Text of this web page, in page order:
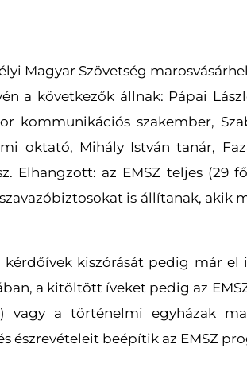
Magyar Szövetség
a következők állnak: Pápai
kommunikációs szakember,
oktató, Mihály István tanár,
Elhangzott: az EMSZ teljes (29
is állítanak, akik
kiszórását pedig már el
a kitöltött íveket pedig az
a történelmi egyházak
észrevételeit beépítik az EMSZ